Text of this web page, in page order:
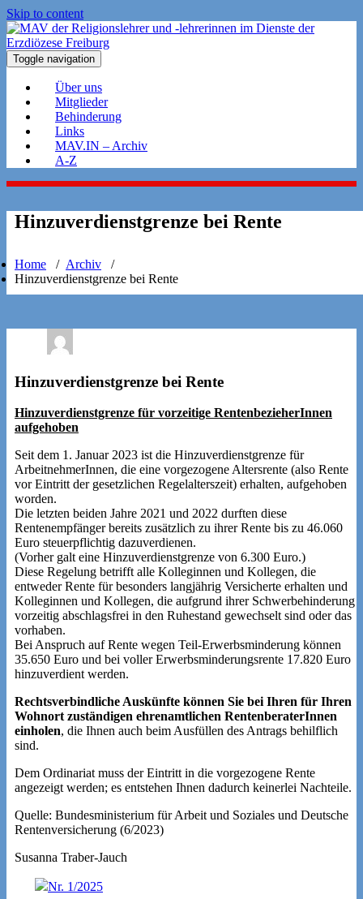
Skip to content
Toggle navigation
Über uns
Mitglieder
Behinderung
Links
MAV.IN – Archiv
A-Z
Hinzuverdienstgrenze bei Rente
Home / Archiv /
Hinzuverdienstgrenze bei Rente
Hinzuverdienstgrenze bei Rente
Hinzuverdienstgrenze für vorzeitige RentenbezieherInnen
aufgehoben
Seit dem 1. Januar 2023 ist die Hinzuverdienstgrenze für
ArbeitnehmerInnen, die eine vorgezogene Altersrente (also Rente
vor Eintritt der gesetzlichen Regelalterszeit) erhalten, aufgehoben
worden.
Die letzten beiden Jahre 2021 und 2022 durften diese
Rentenempfänger bereits zusätzlich zu ihrer Rente bis zu 46.060
Euro steuerpflichtig dazuverdienen.
(Vorher galt eine Hinzuverdienstgrenze von 6.300 Euro.)
Diese Regelung betrifft alle Kolleginnen und Kollegen, die
entweder Rente für besonders langjährig Versicherte erhalten und
Kolleginnen und Kollegen, die aufgrund ihrer Schwerbehinderung
vorzeitig abschlagsfrei in den Ruhestand gewechselt sind oder das
vorhaben.
Bei Anspruch auf Rente wegen Teil-Erwerbsminderung können
35.650 Euro und bei voller Erwerbsminderungsrente 17.820 Euro
hinzuverdient werden.
Rechtsverbindliche Auskünfte können Sie bei Ihren für Ihren
Wohnort zuständigen ehrenamtlichen RentenberaterInnen
einholen, die Ihnen auch beim Ausfüllen des Antrags behilflich
sind.
Dem Ordinariat muss der Eintritt in die vorgezogene Rente
angezeigt werden; es entstehen Ihnen dadurch keinerlei Nachteile.
Quelle: Bundesministerium für Arbeit und Soziales und Deutsche
Rentenversicherung (6/2023)
Susanna Traber-Jauch
Nr. 1/2025